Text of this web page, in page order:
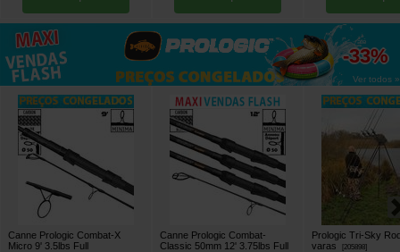
até
-33%
Ver todos »
Canne Prologic Combat-X
Micro 9' 3.5lbs Full
Canne Prologic Combat-
Classic 50mm 12' 3.75lbs Full
Prologic Tri-Sky
varas
205898]